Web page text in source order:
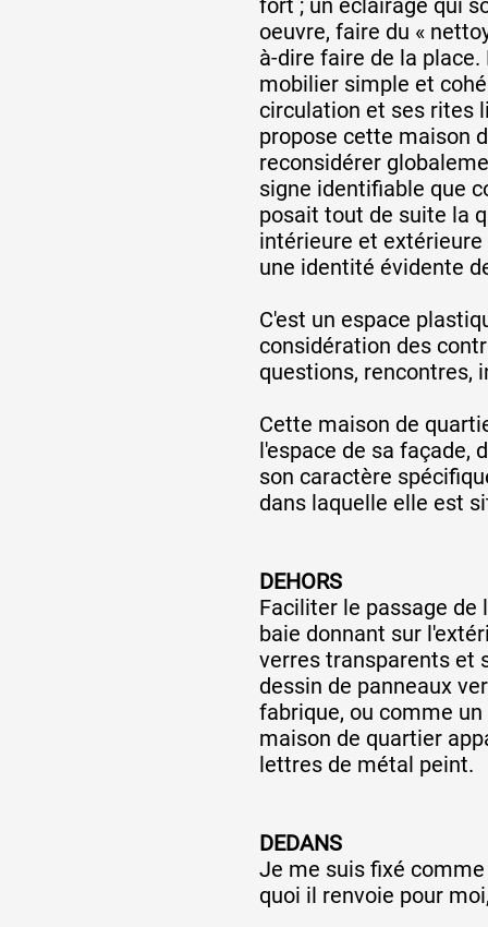
fort ; un éclairage qui
oeuvre, faire du «
à-dire faire de la
mobilier simple et
circulation et ses rites
propose cette maison
reconsidérer
signe identifiable que
posait tout de suite la
intérieure et
une identité évidente
C'est un espace
considération des
questions, rencontres,
Cette maison de
l'espace de sa façade,
son caractère
dans laquelle elle est
DEHORS
Faciliter le passage de
baie donnant sur
verres transparents et
dessin de panneaux
fabrique, ou comme
maison de quartier
lettres de métal peint.
DEDANS
Je me suis fixé
quoi il renvoie pour